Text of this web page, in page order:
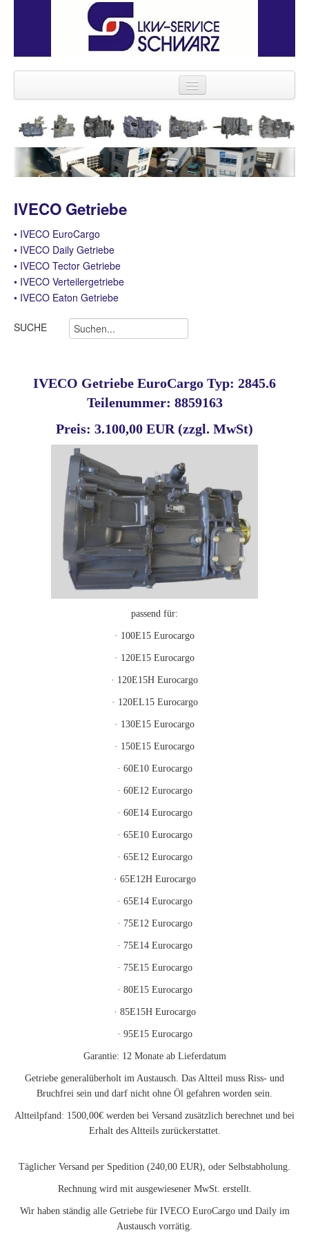
LKW Service
LKW mieten
Anfahrt
Kontakt
IVECO Getriebe
• IVECO EuroCargo
• IVECO Daily Getriebe
• IVECO Tector Getriebe
• IVECO Verteilergetriebe
• IVECO Eaton Getriebe
SUCHE
IVECO Getriebe EuroCargo Typ: 2845.6
Teilenummer: 8859163
Preis: 3.100,00 EUR (zzgl. MwSt)
passend für:
· 100E15 Eurocargo
· 120E15 Eurocargo
· 120E15H Eurocargo
· 120EL15 Eurocargo
· 130E15 Eurocargo
· 150E15 Eurocargo
· 60E10 Eurocargo
· 60E12 Eurocargo
· 60E14 Eurocargo
· 65E10 Eurocargo
· 65E12 Eurocargo
· 65E12H Eurocargo
· 65E14 Eurocargo
· 75E12 Eurocargo
· 75E14 Eurocargo
· 75E15 Eurocargo
· 80E15 Eurocargo
· 85E15H Eurocargo
· 95E15 Eurocargo
Garantie: 12 Monate ab Lieferdatum
Getriebe generalüberholt im Austausch. Das Altteil muss Riss- und
Bruchfrei sein und darf nicht ohne Öl gefahren worden sein.
Altteilpfand: 1500,00€ werden bei Versand zusätzlich berechnet und bei
Erhalt des Altteils zurückerstattet.
Täglicher Versand per Spedition (240,00 EUR), oder Selbstabholung.
Rechnung wird mit ausgewiesener MwSt. erstellt.
Wir haben ständig alle Getriebe für IVECO EuroCargo und Daily im
Austausch vorrätig.